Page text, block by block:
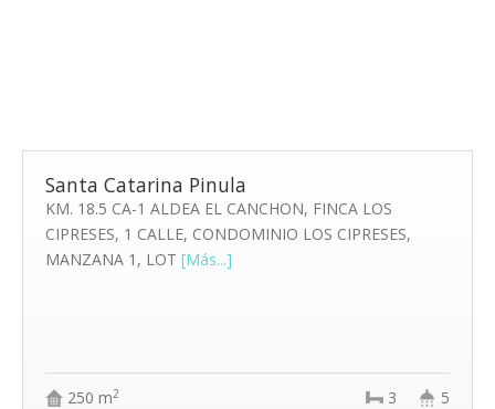
Santa Catarina Pinula
KM. 18.5 CA-1 ALDEA EL CANCHON, FINCA LOS
CIPRESES, 1 CALLE, CONDOMINIO LOS CIPRESES,
MANZANA 1, LOT [Más...]
250 m2 5
3